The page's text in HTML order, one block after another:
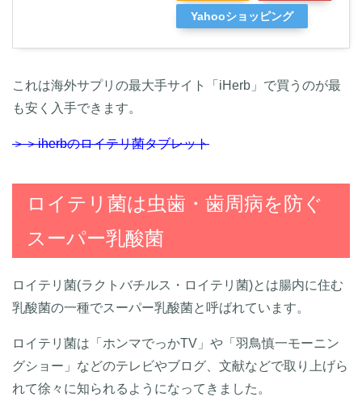
Yahooショッピング
これは海外サプリの最大手サイト「iHerb」で買うのが最
も安く入手できます。
＞＞iherbのロイテリ菌タブレット
ロイテリ菌は虫歯・歯周病を防ぐ
スーパー乳酸菌
ロイテリ菌(ラクトバチルス・ロイテリ菌)とは腸内に住む
乳酸菌の一種でスーパー乳酸菌と呼ばれています。
ロイテリ菌は「ホンマでっかTV」や「羽鳥慎一モーニン
グショー」などのテレビやブログ、文献などで取り上げら
れて徐々に知られるようになってきました。